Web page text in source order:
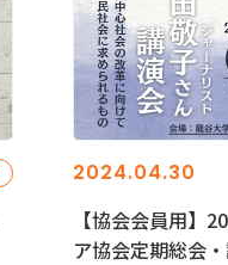
2024.04.30
【協会会員用】
ア協会定期総会